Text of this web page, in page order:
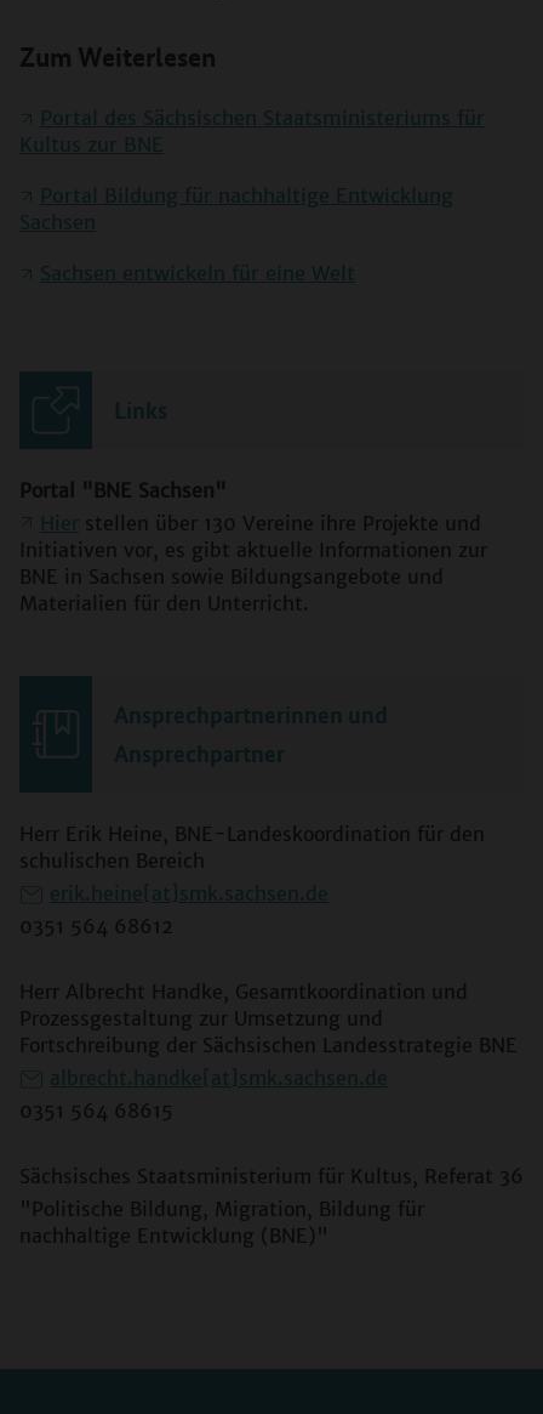
Zum Weiterlesen
Portal des Sächsischen Staatsministeriums für
Kultus zur BNE
Portal Bildung für nachhaltige Entwicklung
Sachsen
Sachsen entwickeln für eine Welt
Links
Portal "BNE Sachsen"
Hier stellen über 130 Vereine ihre Projekte und
Initiativen vor, es gibt aktuelle Informationen zur
BNE in Sachsen sowie Bildungsangebote und
Materialien für den Unterricht.
Ansprechpartnerinnen und
Ansprechpartner
Herr Erik Heine, BNE-Landeskoordination für den
schulischen Bereich
erik.heine[at]smk.sachsen.de
0351 564 68612
Herr Albrecht Handke, Gesamtkoordination und
Prozessgestaltung zur Umsetzung und
Fortschreibung der Sächsischen Landesstrategie BNE
albrecht.handke[at]smk.sachsen.de
0351 564 68615
Sächsisches Staatsministerium für Kultus, Referat 36
"Politische Bildung, Migration, Bildung für
nachhaltige Entwicklung (BNE)"